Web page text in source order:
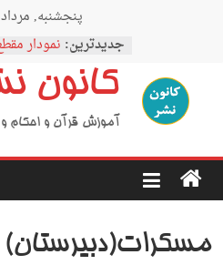
پنجشنبه, مرداد ۱۵,
جدیدترین: نمودار
اردوی
اردوی نیمه
اردوی غدیر
اردوی
کانون
آموزش قرآن و احکام و
مسکرات(دبیرستان)